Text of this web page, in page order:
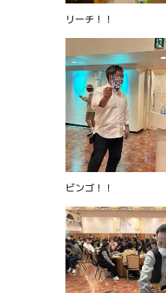
リーチ！！
ビンゴ！！